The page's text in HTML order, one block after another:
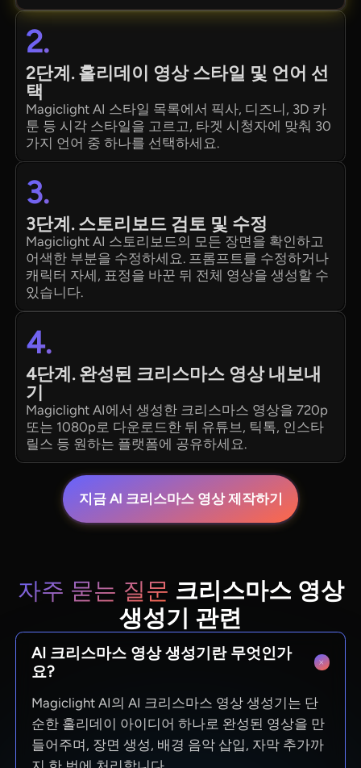
2.
2단계. 홀리데이 영상 스타일 및 언어 선
택
Magiclight AI 스타일 목록에서 픽사, 디즈니, 3D 카
툰 등 시각 스타일을 고르고, 타겟 시청자에 맞춰 30
가지 언어 중 하나를 선택하세요.
3.
3단계. 스토리보드 검토 및 수정
Magiclight AI 스토리보드의 모든 장면을 확인하고
어색한 부분을 수정하세요. 프롬프트를 수정하거나
캐릭터 자세, 표정을 바꾼 뒤 전체 영상을 생성할 수
있습니다.
4.
4단계. 완성된 크리스마스 영상 내보내
기
Magiclight AI에서 생성한 크리스마스 영상을 720p
또는 1080p로 다운로드한 뒤 유튜브, 틱톡, 인스타
릴스 등 원하는 플랫폼에 공유하세요.
지금 AI 크리스마스 영상 제작하기
자주 묻는 질문 크리스마스 영상
생성기 관련
AI 크리스마스 영상 생성기란 무엇인가
요?
Magiclight AI의 AI 크리스마스 영상 생성기는 단
순한 홀리데이 아이디어 하나로 완성된 영상을 만
들어주며, 장면 생성, 배경 음악 삽입, 자막 추가까